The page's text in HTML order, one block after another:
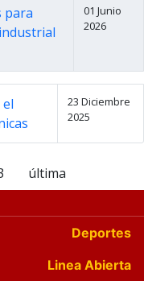
para
01 Junio
2026
23 Diciembre
2025
última
Deportes
Linea Abierta